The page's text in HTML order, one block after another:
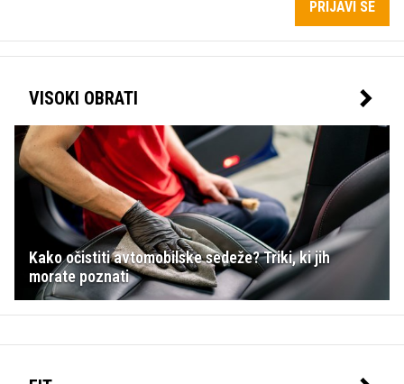
PRIJAVI SE
VISOKI OBRATI
Kako očistiti avtomobilske sedeže? Triki, ki jih
morate poznati